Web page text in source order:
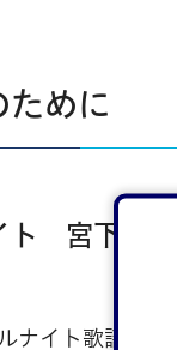
ために
ト 宮下 勝
ナイト歌謡祭チ